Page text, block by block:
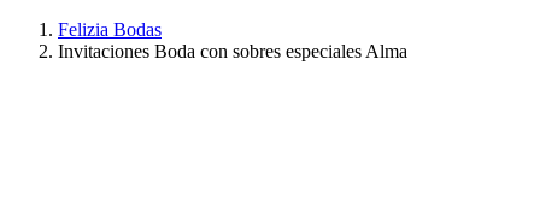
Felizia Bodas
Invitaciones Boda con sobres especiales Alma